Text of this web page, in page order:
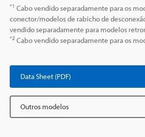
*1 Cabo vendido separadamente para os
conector/modelos de rabicho de
vendido separadamente para modelos
*2 Cabo vendido separadamente para os
Data Sheet (PDF)
Outros modelos